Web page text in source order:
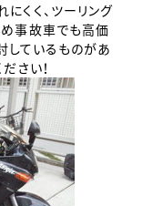
くく、ツーリング
事故車でも高価
ているものがあ
さい！